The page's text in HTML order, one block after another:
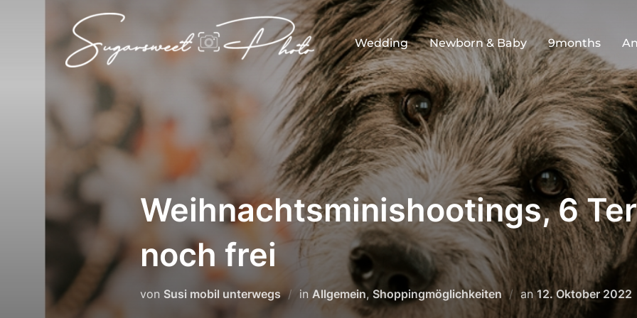
Wedding Newborn & Baby 9months
Weihnachtsminishootings, 6
noch frei
von Susi mobil unterwegs in Allgemein, Shoppingmöglichkeiten anVeröffentlicht
am
12. Oktober 2022